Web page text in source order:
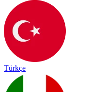
Türkçe